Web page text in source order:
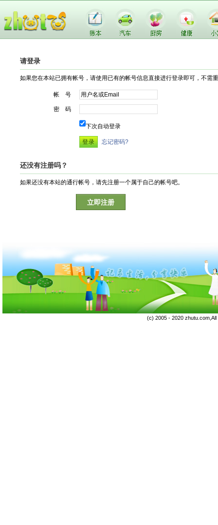
请登录
如果您在本站已拥有帐号，请使用已有的帐号信息直接进行登录即可，不需
帐 号
密 码
下次自动登录
忘记密码?
还没有注册吗？
如果还没有本站的通行帐号，请先注册一个属于自己的帐号吧。
立即注册
(c) 2005 - 2020